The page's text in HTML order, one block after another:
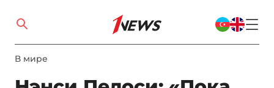
В мире